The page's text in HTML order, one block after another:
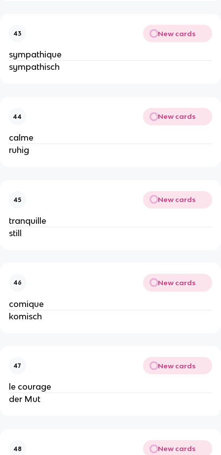
43 New cards
sympathique
sympathisch
44 New cards
calme
ruhig
45 New cards
tranquille
still
46 New cards
comique
komisch
47 New cards
le courage
der Mut
48 New cards